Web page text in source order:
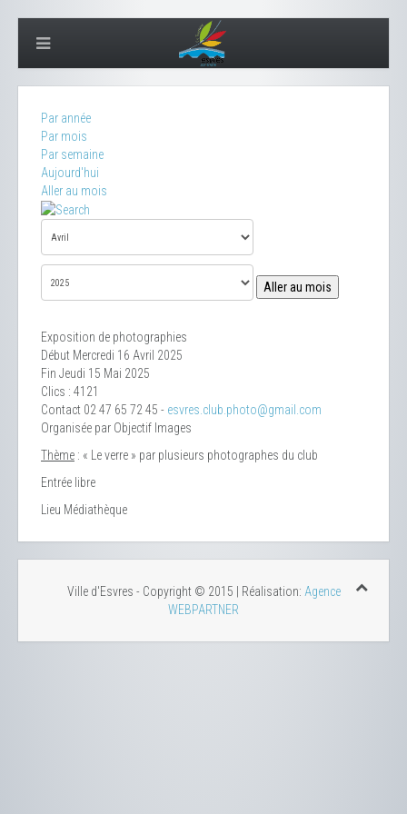
Par année
Par mois
Par semaine
Aujourd'hui
Aller au mois
Aller au mois
Exposition de photographies
Début Mercredi 16 Avril 2025
Fin Jeudi 15 Mai 2025
Clics : 4121
Contact 02 47 65 72 45 - esvres.club.photo@gmail.com
Organisée par Objectif Images
Thème : « Le verre » par plusieurs photographes du club
Entrée libre
Lieu Médiathèque
Ville d'Esvres - Copyright © 2015 | Réalisation: Agence
WEBPARTNER